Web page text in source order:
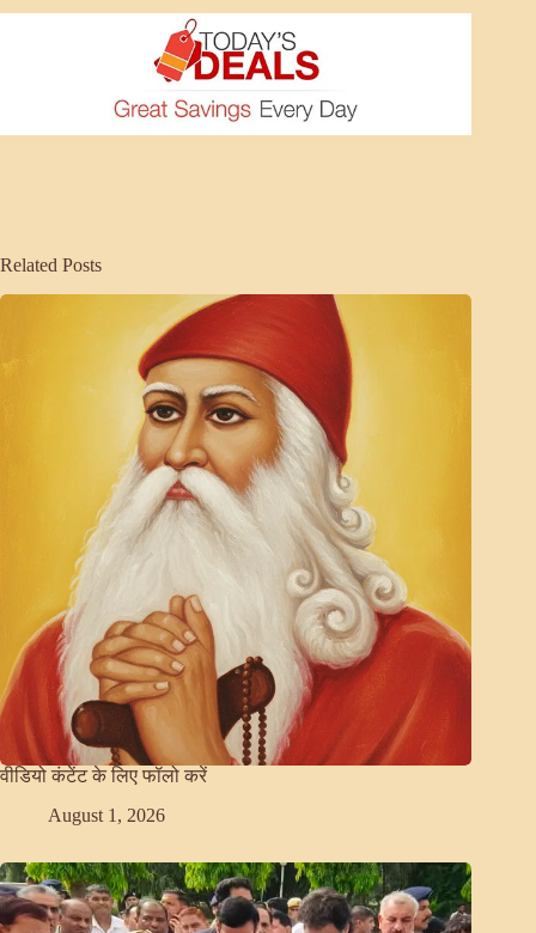
Related Posts
वीडियो कंटेंट के लिए फॉलो करें
August 1, 2026